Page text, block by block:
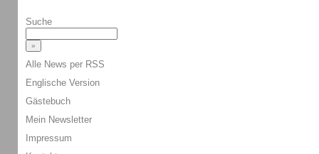
Suche
Alle News per RSS
Englische Version
Gästebuch
Mein Newsletter
Impressum